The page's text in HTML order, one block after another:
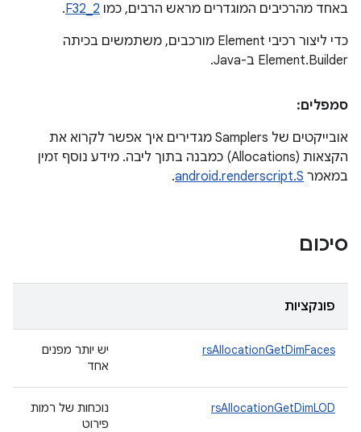
באחד מהרכיבים המוגדרים מראש הרבים, כמו F32_2
.
כדי ליצור רכיבי Element מורכבים, משתמשים בכיתה
Element.Builder ב-Java.
סמפלים:
אובייקטים של Samplers מגדירים איך אפשר לקרוא את
הקצאות (Allocations) כמבנה בתוך ליבה. מידע נוסף זמין
במאמר android.renderscript.S
.
סיכום
פונקציות
rsAllocationGetDimFaces
יש יותר מפנים
אחד
rsAllocationGetDimLOD
נוכחות של רמות
פירוט